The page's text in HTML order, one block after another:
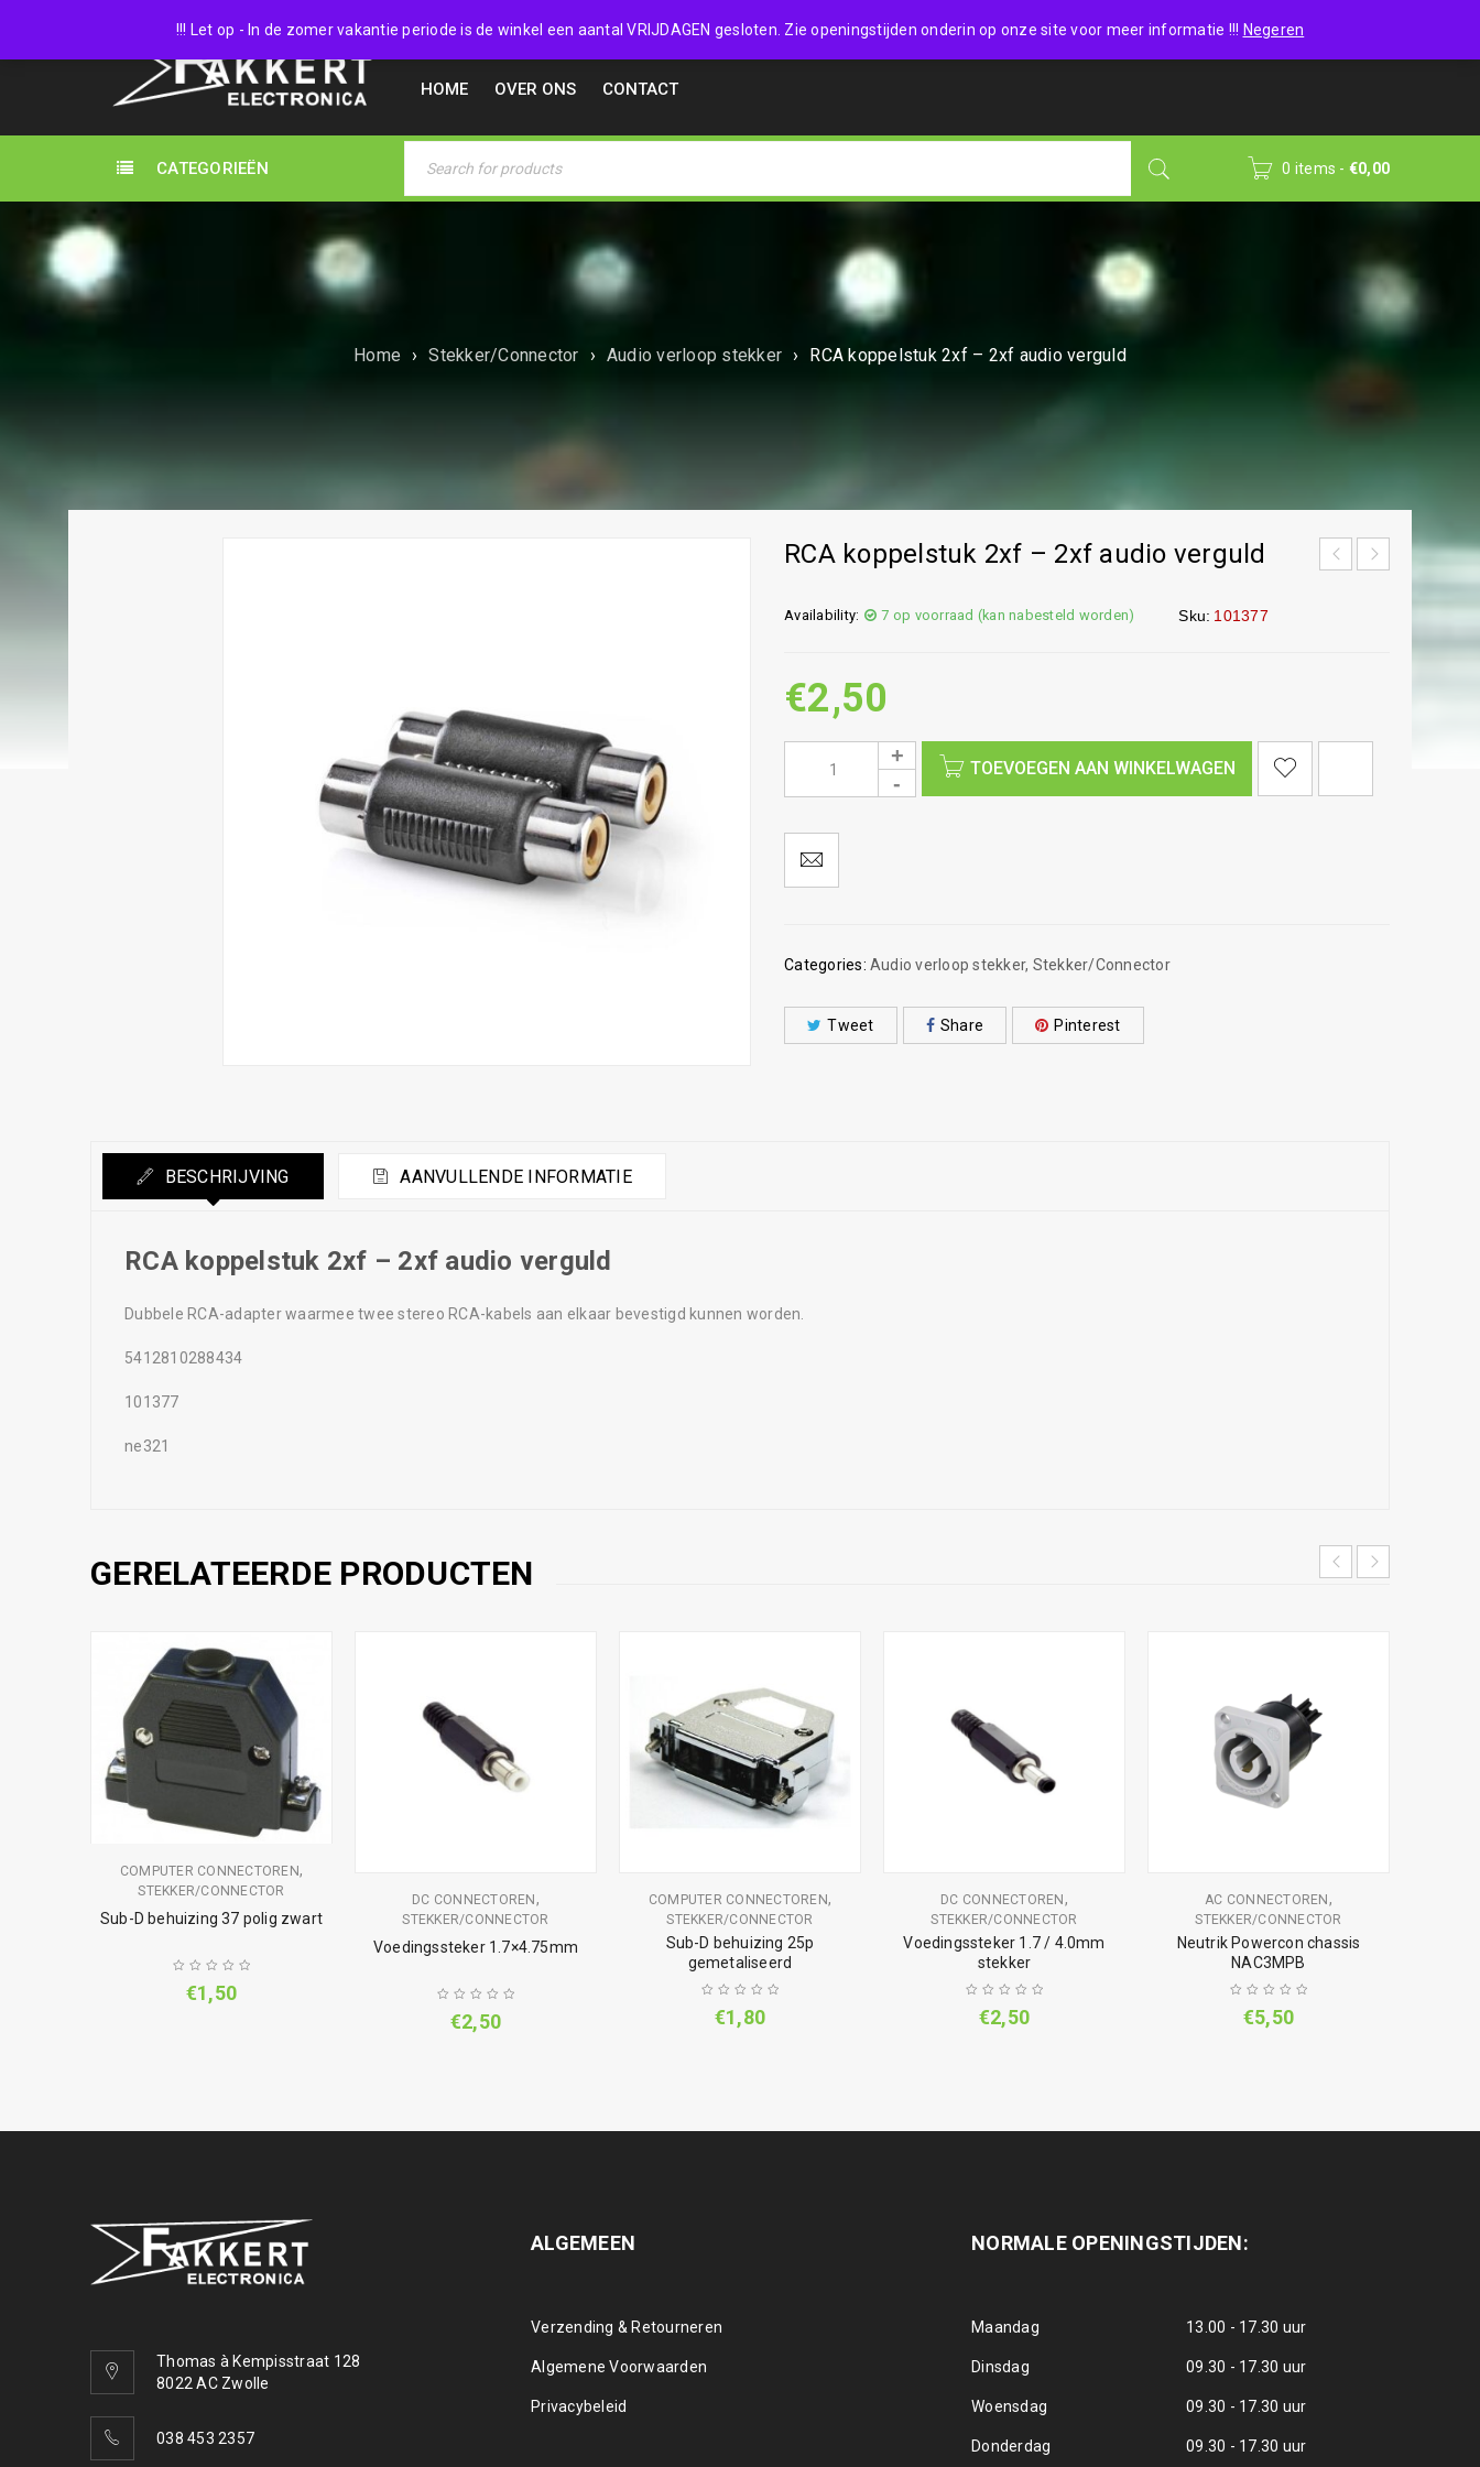
!!! Let op - In de zomer vakantie periode is de winkel een aantal VRIJDAGEN gesloten. Zie openingstijden onderin op onze site voor meer informatie !!! Negeren
038 4532357 Wishlist (0)
HOME OVER ONS CONTACT
CATEGORIEËN 0 items - €0,00
Home › Stekker/Connector › Audio verloop stekker › RCA koppelstuk 2xf – 2xf audio verguld
RCA koppelstuk 2xf – 2xf audio verguld
Availability: 7 op voorraad (kan nabesteld worden) Sku: 101377
€2,50
TOEVOEGEN AAN WINKELWAGEN
Categories: Audio verloop stekker, Stekker/Connector
Tweet Share Pinterest
BESCHRIJVING AANVULLENDE INFORMATIE
RCA koppelstuk 2xf – 2xf audio verguld
Dubbele RCA-adapter waarmee twee stereo RCA-kabels aan elkaar bevestigd kunnen worden.
5412810288434
101377
ne321
GERELATEERDE PRODUCTEN
COMPUTER CONNECTOREN,
STEKKER/CONNECTOR
Sub-D behuizing 37 polig zwart
€1,50
DC CONNECTOREN ,
STEKKER/CONNECTOR
Voedingssteker 1.7×4.75mm
€2,50
COMPUTER CONNECTOREN,
STEKKER/CONNECTOR
Sub-D behuizing 25p
gemetaliseerd
€1,80
DC CONNECTOREN ,
STEKKER/CONNECTOR
Voedingssteker 1.7 / 4.0mm
stekker
€2,50
AC CONNECTOREN ,
STEKKER/CONNECTOR
Neutrik Powercon chassis
NAC3MPB
€5,50
Thomas à Kempisstraat 128
8022 AC Zwolle
038 453 2357
ALGEMEEN
Verzending & Retourneren
Algemene Voorwaarden
Privacybeleid
NORMALE OPENINGSTIJDEN:
Maandag 13.00 - 17.30 uur
Dinsdag 09.30 - 17.30 uur
Woensdag 09.30 - 17.30 uur
Donderdag 09.30 - 17.30 uur